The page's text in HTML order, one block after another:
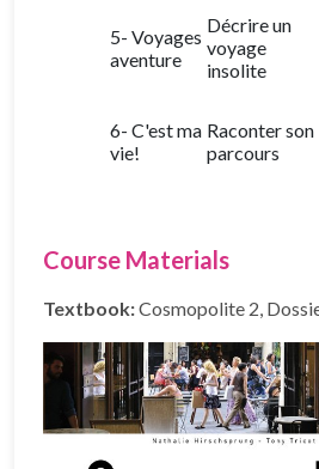
5- Voyages
aventure
Décrire un
voyage
insolite
6- C'est ma
vie!
Raconter son
parcours
Course Materials
Textbook:Cosmopolite 2,